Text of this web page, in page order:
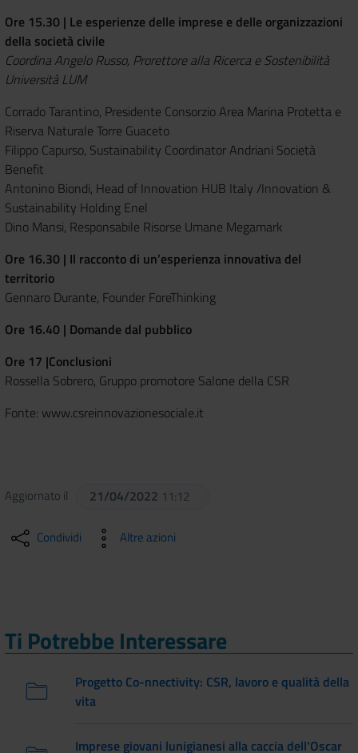
Ore 15.30 | Le esperienze delle imprese e delle organizzazioni
della società civile
Coordina Angelo Russo, Prorettore alla Ricerca e Sostenibilità
Università LUM
Corrado Tarantino, Presidente Consorzio Area Marina Protetta e
Riserva Naturale Torre Guaceto
Filippo Capurso, Sustainability Coordinator Andriani Società
Benefit
Antonino Biondi, Head of Innovation HUB Italy /Innovation &
Sustainability Holding Enel
Dino Mansi, Responsabile Risorse Umane Megamark
Ore 16.30 | Il racconto di un’esperienza innovativa del
territorio
Gennaro Durante, Founder ForeThinking
Ore 16.40 | Domande dal pubblico
Ore 17 |Conclusioni
Rossella Sobrero, Gruppo promotore Salone della CSR
Fonte: www.csreinnovazionesociale.it
Aggiornato il 21/04/2022 11:12
Condividi Altre azioni
Ti Potrebbe Interessare
Progetto Co-nnectivity: CSR, lavoro e qualità della
vita
Imprese giovani lunigianesi alla caccia dell'Oscar